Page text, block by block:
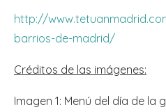
http://
barrios-de-madrid/
Créditos de las imágenes:
Imagen 1: Menú del día de la